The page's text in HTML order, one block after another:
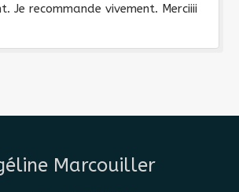
Je recommande vivement. Merciiii
Marcouiller